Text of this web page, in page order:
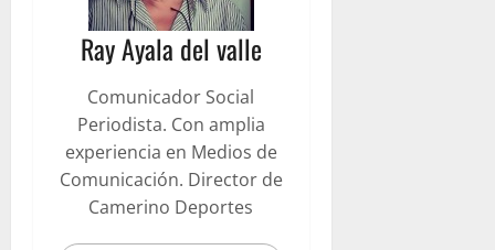
Ray Ayala del valle
Comunicador Social
Periodista. Con amplia
experiencia en Medios de
Comunicación. Director de
Camerino Deportes